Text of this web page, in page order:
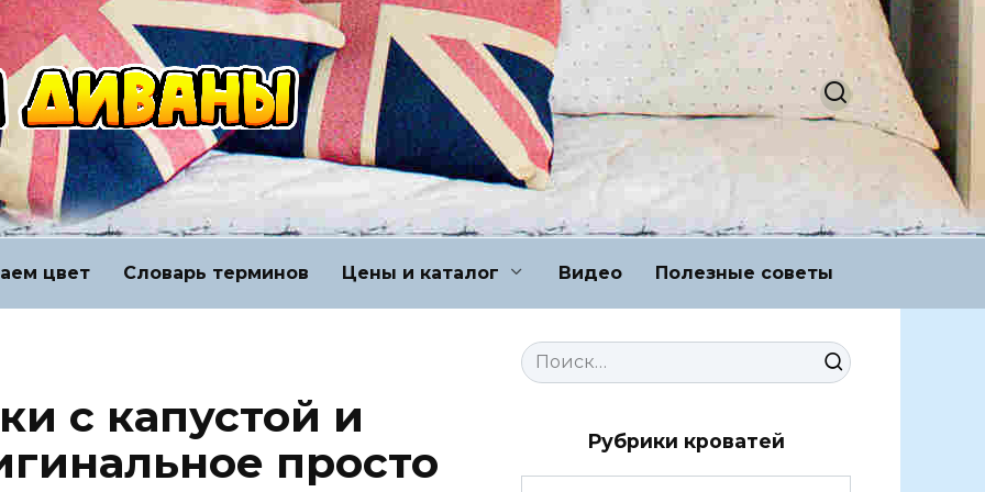
цвет Словарь терминов Цены и каталог Видео Полезные советы
с капустой и
просто
Search
for:
Рубрики кроватей